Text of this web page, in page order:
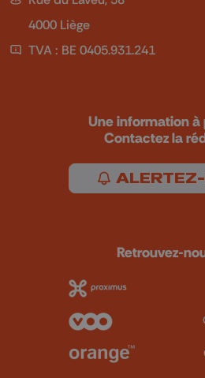
4000 Liège
TVA : BE 0405.931.241
Une information à
Contactez la
Retrouvez-